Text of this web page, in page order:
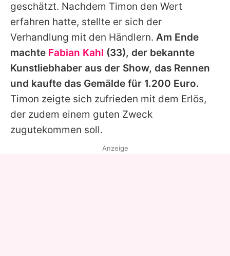
geschätzt. Nachdem Timon den Wert
erfahren hatte, stellte er sich der
Verhandlung mit den Händlern. Am Ende
machte Fabian Kahl (33), der bekannte
Kunstliebhaber aus der Show, das Rennen
und kaufte das Gemälde für 1.200 Euro.
Timon zeigte sich zufrieden mit dem Erlös,
der zudem einem guten Zweck
zugutekommen soll.
Anzeige